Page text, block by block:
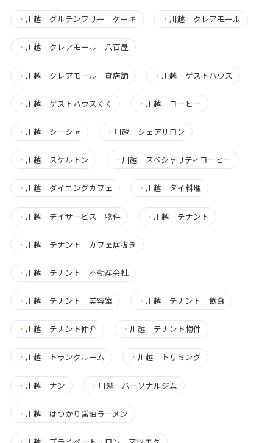
・ 川越 グルテンフリー ケーキ ・ 川越 クレアモール
・ 川越 クレアモール 八百屋
・ 川越 クレアモール 貸店舗 ・ 川越 ゲストハウス
・ 川越 ゲストハウスくく ・ 川越 コーヒー
・ 川越 シーシャ ・ 川越 シェアサロン
・ 川越 スケルトン ・ 川越 スペシャリティコーヒー
・ 川越 ダイニングカフェ ・ 川越 タイ料理
・ 川越 デイサービス 物件 ・ 川越 テナント
・ 川越 テナント カフェ居抜き
・ 川越 テナント 不動産会社
・ 川越 テナント 美容室 ・ 川越 テナント 飲食
・ 川越 テナント仲介 ・ 川越 テナント物件
・ 川越 トランクルーム ・ 川越 トリミング
・ 川越 ナン ・ 川越 パーソナルジム
・ 川越 はつかり醤油ラーメン